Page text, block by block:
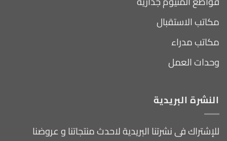
مكاتب الاستقبال
مكاتب مدراء
وحدات العمل
النشرة البريدية
للإشتراك فى نشرتنا البريدية لاحدث منتجاتنا و عروضنا